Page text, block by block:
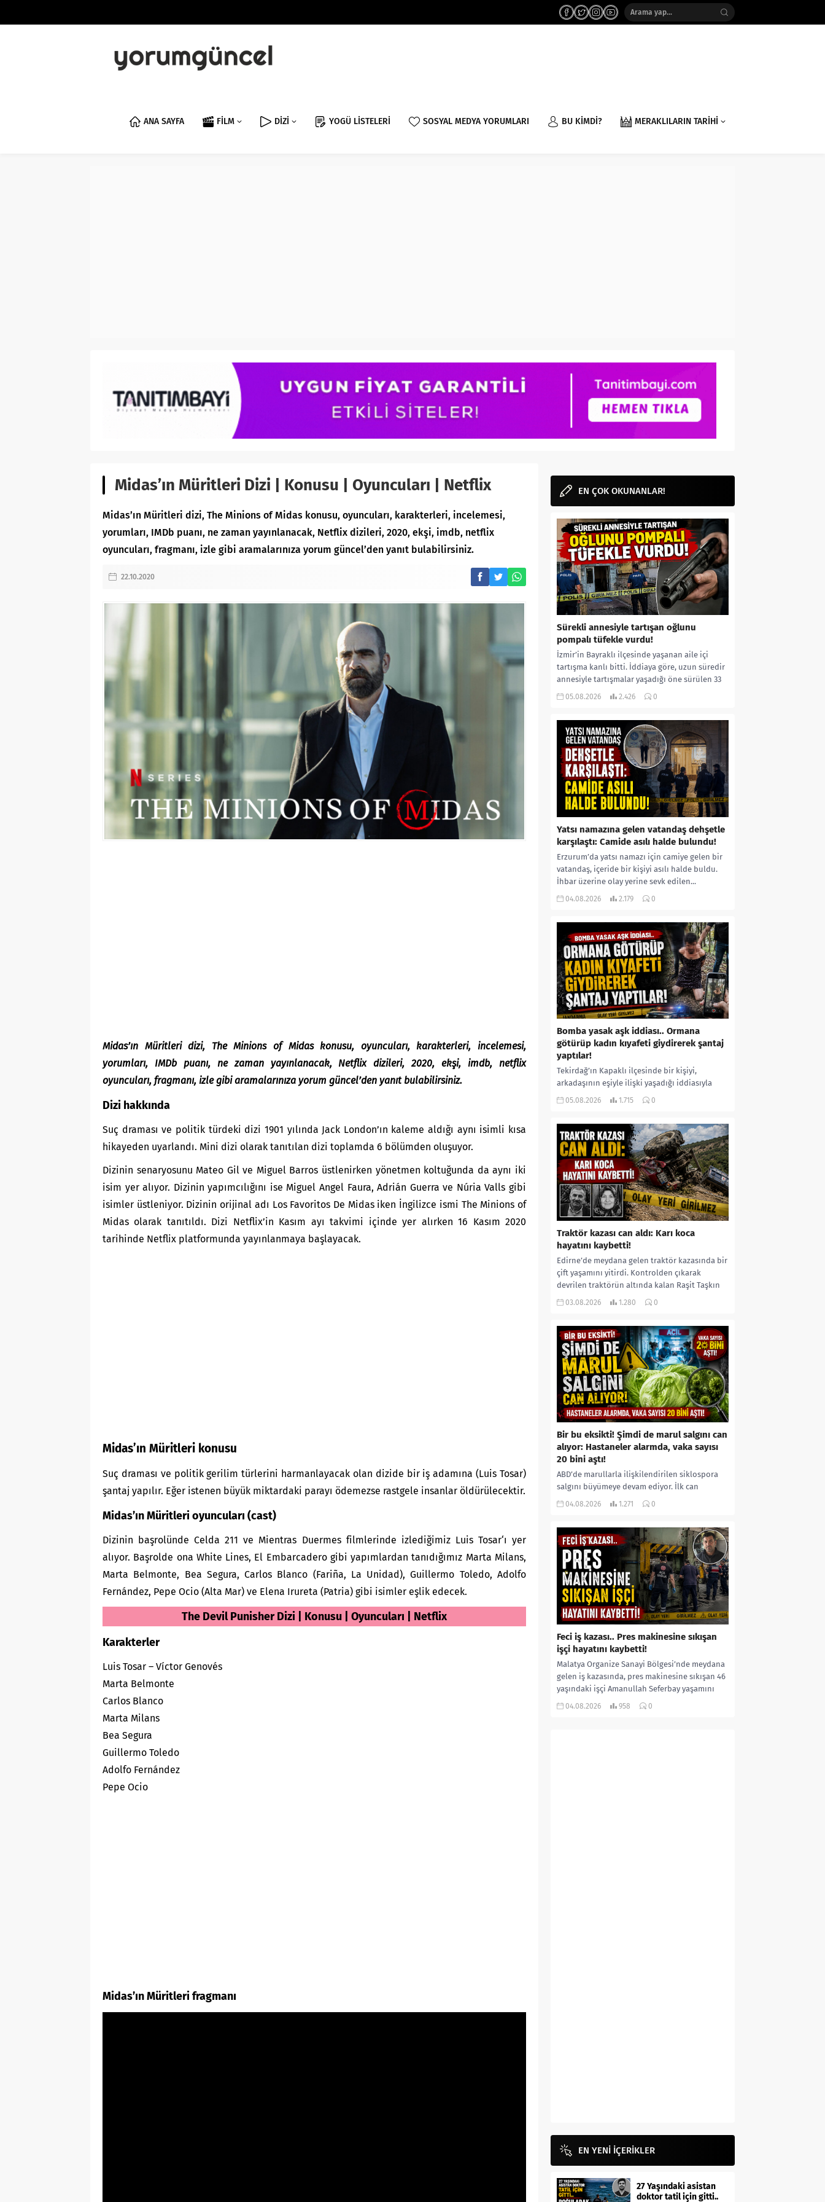
ANA SAYFA FİLM DİZİ YOGÜ LİSTELERİ SOSYAL MEDYA YORUMLARI BU KİMDİ? MERAKLILARIN TARİHİ
Midas’ın Müritleri Dizi | Konusu | Oyuncuları | Netflix
Midas’ın Müritleri dizi, The Minions of Midas konusu, oyuncuları, karakterleri, incelemesi,
yorumları, IMDb puanı, ne zaman yayınlanacak, Netflix dizileri, 2020, ekşi, imdb, netflix
oyuncuları, fragmanı, izle gibi aramalarınıza yorum güncel’den yanıt bulabilirsiniz.
22.10.2020
Midas’ın Müritleri dizi, The Minions of Midas konusu, oyuncuları, karakterleri, incelemesi,
yorumları, IMDb puanı, ne zaman yayınlanacak, Netflix dizileri, 2020, ekşi, imdb, netflix
oyuncuları, fragmanı, izle gibi aramalarınıza yorum güncel’den yanıt bulabilirsiniz.
Dizi hakkında
Suç draması ve politik türdeki dizi 1901 yılında Jack London’ın kaleme aldığı aynı isimli kısa
hikayeden uyarlandı. Mini dizi olarak tanıtılan dizi toplamda 6 bölümden oluşuyor.
Dizinin senaryosunu Mateo Gil ve Miguel Barros üstlenirken yönetmen koltuğunda da aynı iki
isim yer alıyor. Dizinin yapımcılığını ise Miguel Angel Faura, Adrián Guerra ve Núria Valls gibi
isimler üstleniyor. Dizinin orijinal adı Los Favoritos De Midas iken İngilizce ismi The Minions of
Midas olarak tanıtıldı. Dizi Netflix’in Kasım ayı takvimi içinde yer alırken 16 Kasım 2020
tarihinde Netflix platformunda yayınlanmaya başlayacak.
Midas’ın Müritleri konusu
Suç draması ve politik gerilim türlerini harmanlayacak olan dizide bir iş adamına (Luis Tosar)
şantaj yapılır. Eğer istenen büyük miktardaki parayı ödemezse rastgele insanlar öldürülecektir.
Midas’ın Müritleri oyuncuları (cast)
Dizinin başrolünde Celda 211 ve Mientras Duermes filmlerinde izlediğimiz Luis Tosar‘ı yer
alıyor. Başrolde ona White Lines, El Embarcadero gibi yapımlardan tanıdığımız Marta Milans,
Marta Belmonte, Bea Segura, Carlos Blanco (Fariña, La Unidad), Guillermo Toledo, Adolfo
Fernández, Pepe Ocio (Alta Mar) ve Elena Irureta (Patria) gibi isimler eşlik edecek.
The Devil Punisher Dizi | Konusu | Oyuncuları | Netflix
Karakterler
Luis Tosar – Víctor Genovés
Marta Belmonte
Carlos Blanco
Marta Milans
Bea Segura
Guillermo Toledo
Adolfo Fernández
Pepe Ocio
Midas’ın Müritleri fragmanı
EN ÇOK OKUNANLAR!
Sürekli annesiyle tartışan oğlunu
pompalı tüfekle vurdu!
İzmir’in Bayraklı ilçesinde yaşanan aile içi
tartışma kanlı bitti. İddiaya göre, uzun süredir
annesiyle tartışmalar yaşadığı öne sürülen 33
yaşındaki...
05.08.2026 2.426 0
Yatsı namazına gelen vatandaş dehşetle
karşılaştı: Camide asılı halde bulundu!
Erzurum’da yatsı namazı için camiye gelen bir
vatandaş, içeride bir kişiyi asılı halde buldu.
İhbar üzerine olay yerine sevk edilen...
04.08.2026 2.179 0
Bomba yasak aşk iddiası.. Ormana
götürüp kadın kıyafeti giydirerek şantaj
yaptılar!
Tekirdağ’ın Kapaklı ilçesinde bir kişiyi,
arkadaşının eşiyle ilişki yaşadığı iddiasıyla
ormanlık alana götürerek zorla kadın
05.08.2026 1.715 0
Traktör kazası can aldı: Karı koca
hayatını kaybetti!
Edirne’de meydana gelen traktör kazasında bir
çift yaşamını yitirdi. Kontrolden çıkarak
devrilen traktörün altında kalan Raşit Taşkın
ile eşi Fatma...
03.08.2026 1.280 0
Bir bu eksikti! Şimdi de marul salgını can
alıyor: Hastaneler alarmda, vaka sayısı
20 bini aştı!
ABD’de marullarla ilişkilendirilen siklospora
salgını büyümeye devam ediyor. İlk can
kayıplarının yaşandığı salgında vaka sayısının
04.08.2026 1.271 0
Feci iş kazası.. Pres makinesine sıkışan
işçi hayatını kaybetti!
Malatya Organize Sanayi Bölgesi’nde meydana
gelen iş kazasında, pres makinesine sıkışan 46
yaşındaki işçi Amanullah Seferbay yaşamını
yitirdi. Olayla ilgili...
04.08.2026 958 0
EN YENİ İÇERİKLER
27 Yaşındaki asistan
doktor tatil için gitti..